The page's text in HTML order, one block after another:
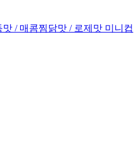
/ 매콤찜닭맛 / 로제맛 미니컵